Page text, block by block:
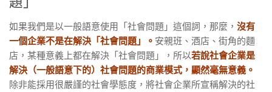
如果我們是以一般語意使用「社會問題」這個詞，那麼， 沒有
一個企業不是在解決「社會問題」。 安親班、酒店、街角的麵
店，某種意義上都在解決「社會問題」，所以若說社會企業是
解決（一般語意下的）社會問題的商業模式，顯然毫無意義。
除非能採用很嚴謹的社會學態度，將社會企業所宣稱解決的社